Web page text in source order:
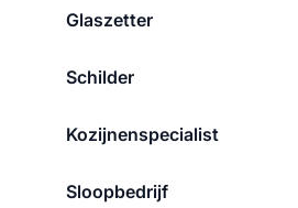
Glaszetter
Schilder
Kozijnenspecialist
Sloopbedrijf